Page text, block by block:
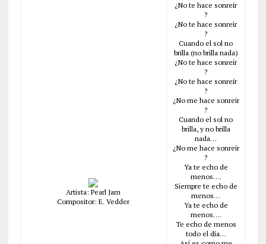
Artista: Pearl Jam
Compositor: E. Vedder
¿No te hace sonreír
?
¿No te hace sonreír
?
Cuando el sol no
brilla (no brilla nada)
¿No te hace sonreír
?
¿No te hace sonreír
?
¿No me hace sonreír
?
Cuando el sol no
brilla, y no brilla
nada…
¿No me hace sonreír
?
Ya te echo de
menos….
Siempre te echo de
menos…
Ya te echo de
menos….
Te echo de menos
todo el día…